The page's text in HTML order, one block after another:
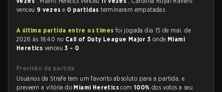
venceu 9 vezese 0 partidasterminaram empatadas.
A última partida entre os times foi jogada dia 15 de mai. de
2026 às 18:40 no Call of Duty League Major 3onde Miami
Heretics venceu3 - 0 .
Previsão da partida
Usuários da Strafe tem um favorito absoluto para a partida, e
preveem a vitória do Miami Hereticscom100%dos votos a seu